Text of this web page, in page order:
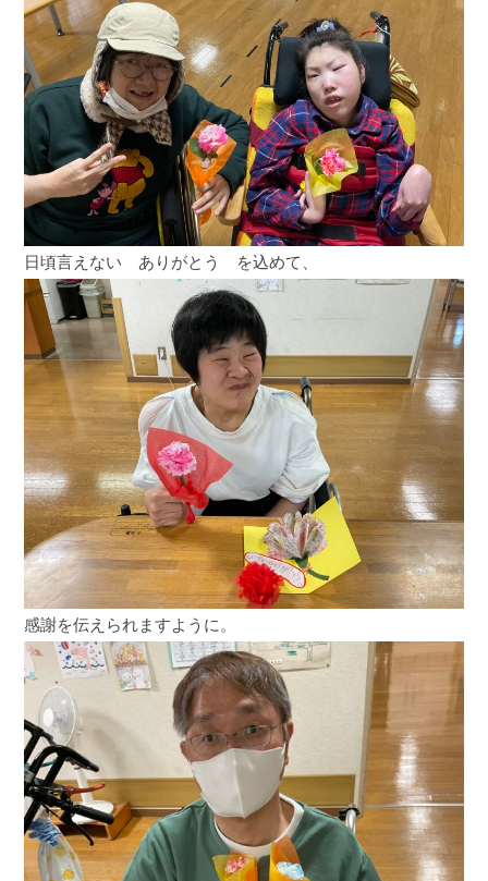
日頃言えない ありがとう を込めて、
感謝を伝えられますように。